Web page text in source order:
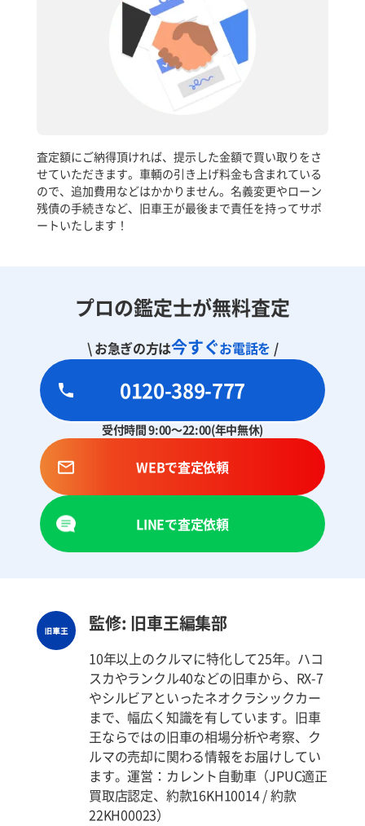
査定額にご納得頂ければ、提示した金額で買い取りをさ
せていただきます。車輌の引き上げ料金も含まれている
ので、追加費用などはかかりません。名義変更やローン
残債の手続きなど、旧車王が最後まで責任を持ってサポ
ートいたします！
プロの鑑定士が無料査定
\ お急ぎの方は今すぐお電話を /
0120-389-777
受付時間 9:00～22:00(年中無休)
WEBで査定依頼
LINEで査定依頼
監修: 旧車王編集部
10年以上のクルマに特化して25年。ハコ
スカやランクル40などの旧車から、RX-7
やシルビアといったネオクラシックカー
まで、幅広く知識を有しています。旧車
王ならではの旧車の相場分析や考察、ク
ルマの売却に関わる情報をお届けしてい
ます。運営：カレント自動車（JPUC適正
買取店認定、約款16KH10014 / 約款
22KH00023）